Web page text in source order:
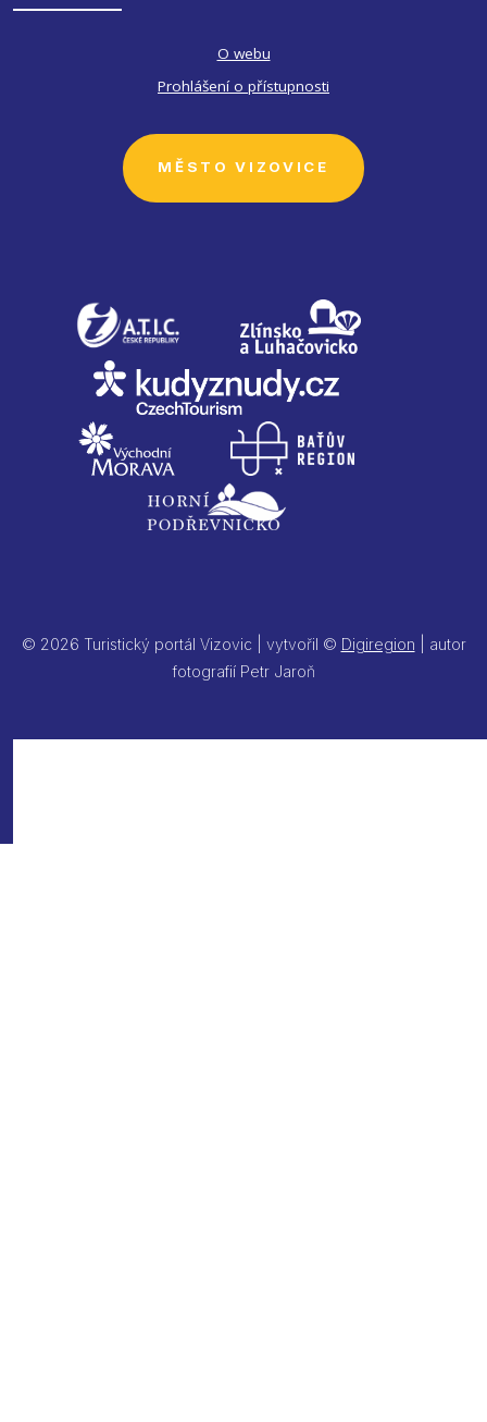
O webu
Prohlášení o přístupnosti
MĚSTO VIZOVICE
© 2026 Turistický portál Vizovic | vytvořil © Digiregion | autor
fotografií Petr Jaroň